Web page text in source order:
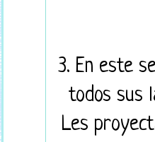
3. En este
todos sus
Les